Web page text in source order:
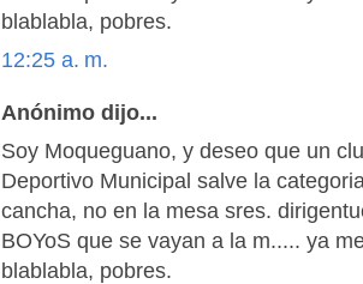
blablabla, pobres.
12:25 a. m.
Anónimo dijo...
Soy Moqueguano, y deseo que un
Deportivo Municipal salve la
cancha, no en la mesa sres.
BOYoS que se vayan a la m..... ya
blablabla, pobres.